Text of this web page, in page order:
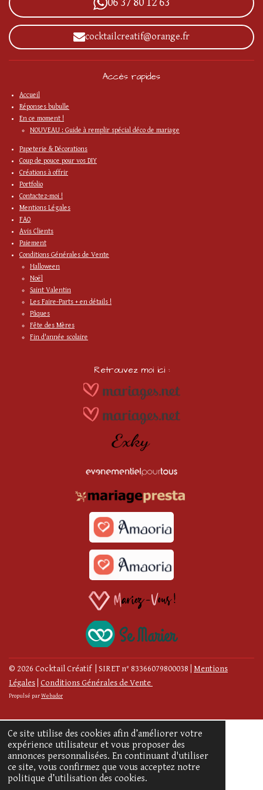
Ce site utilise des cookies afin d’améliorer votre
expérience utilisateur et vous proposer des
annonces personnalisées. En continuant d'utiliser
ce site, vous confirmez que vous acceptez notre
politique d’utilisation des cookies.
o
k
r
a
m
cocktailcreatif@orange.fr
Accès rapides
Accueil
Réponses bubulle
En ce moment !
NOUVEAU : Guide à remplir spécial déco de mariage
Papeterie & Décorations
Coup de pouce pour vos DIY
Créations à offrir
Portfolio
Contactez-moi !
Mentions Légales
FAQ
Avis Clients
Paiement
Conditions Générales de Vente
Halloween
Noël
Saint Valentin
Les Faire-Parts + en détails !
Pâques
Fête des Mères
Fin d'année scolaire
Retrouvez moi ici :
© 2026 Cocktail Créatif | SIRET n° 83366079800038
Mentions
Légales Conditions Générales de Vente
Propulsé parWebador